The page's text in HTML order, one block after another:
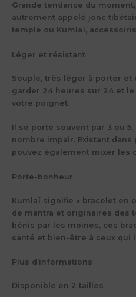
Grande tendance du
autrement appelé jonc
temple ou Kumlaï,
Léger et résistant
Souple, très léger à porter et
garder 24 heures sur 24 et
votre poignet.
Il se porte souvent par 3 ou 5,
nombre impair. Existant
pouvez également mixer les
Porte-bonheur
Kumlaï signifie « bracelet en
de mantra et originaires des
bénis par les moines, ces
santé et bien-être à ceux qui
Plus d’informations
Disponible en 2 tailles